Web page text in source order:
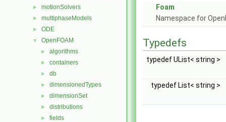
► motionSolvers
► multiphaseModels
► ODE
▼ OpenFOAM
► algorithms
► containers
► db
► dimensionedTypes
► dimensionSet
► distributions
► fields
Foam
Namespace for
Typedefs
typedef UList< string >
typedef List< string >